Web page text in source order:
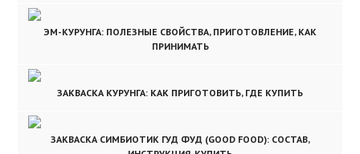
ЭМ-КУРУНГА: ПОЛЕЗНЫЕ СВОЙСТВА, ПРИГОТОВЛЕНИЕ, КАК
ПРИНИМАТЬ
ЗАКВАСКА КУРУНГА: КАК ПРИГОТОВИТЬ, ГДЕ КУПИТЬ
ЗАКВАСКА СИМБИОТИК ГУД ФУД (GOOD FOOD): СОСТАВ,